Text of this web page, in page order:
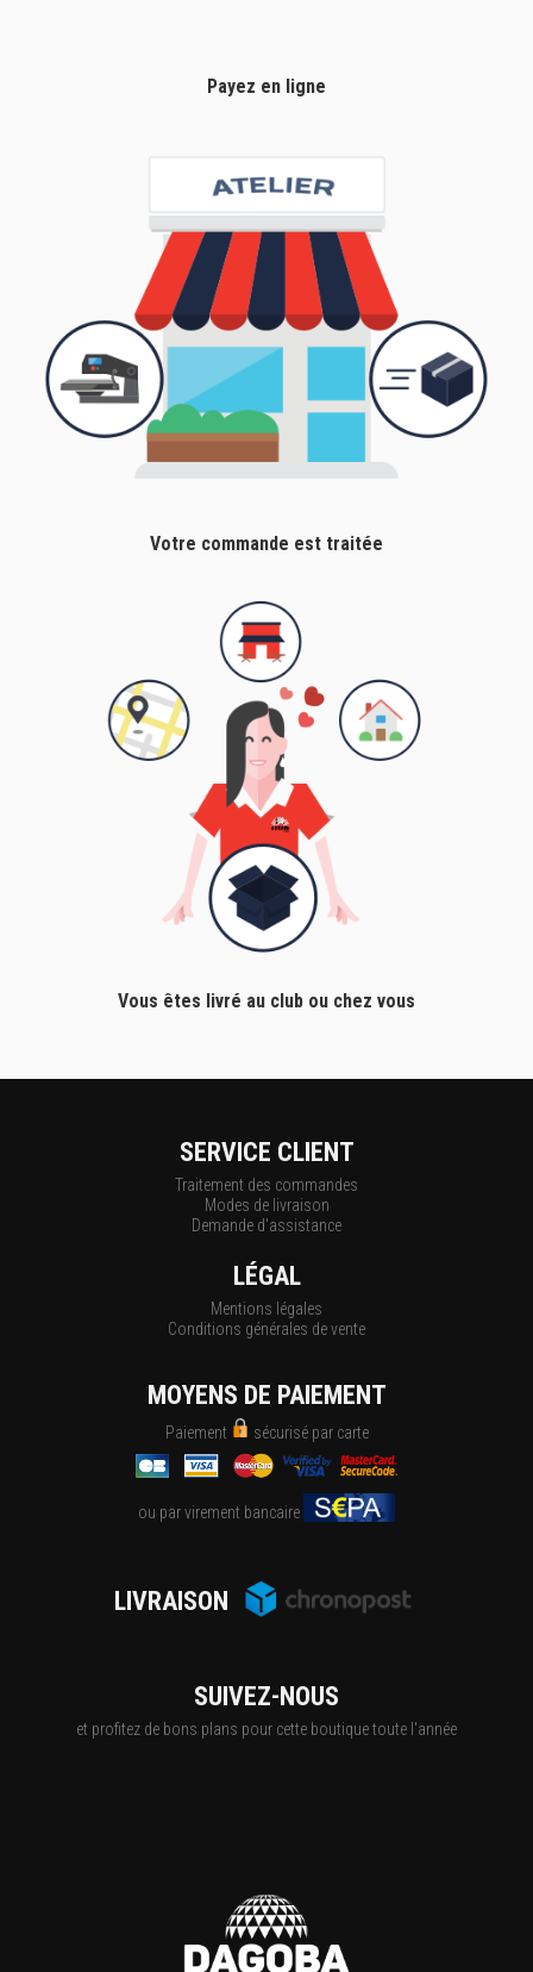
Payez en ligne
Votre commande est traitée
Vous êtes livré au club ou chez vous
SERVICE CLIENT
Traitement des commandes
Modes de livraison
Demande d'assistance
LÉGAL
Mentions légales
Conditions générales de vente
MOYENS DE PAIEMENT
Paiement sécurisé par carte
ou par virement bancaire
LIVRAISON
SUIVEZ-NOUS
et profitez de bons plans pour cette boutique toute l'année